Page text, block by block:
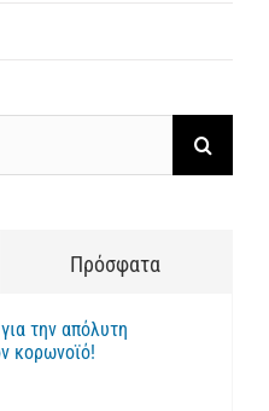
Πρόσφατα
την απόλυτη
κορωνοϊό!